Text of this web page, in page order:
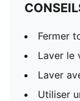
Fermer
Laver le
Laver
Utiliser